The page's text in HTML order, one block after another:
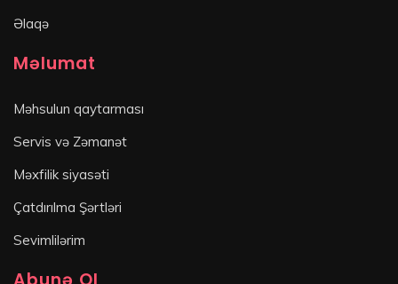
Əlaqə
Məlumat
Məhsulun qaytarması
Servis və Zəmanət
Məxfilik siyasəti
Çatdırılma Şərtləri
Sevimlilərim